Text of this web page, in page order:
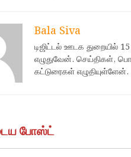
Bala Siva
டிஜிட்டல் ஊடக துறையில்
எழுதுவேன். செய்திகள்,
கட்டுரைகள் எழுதியுள்ளேன்.
போஸ்ட்